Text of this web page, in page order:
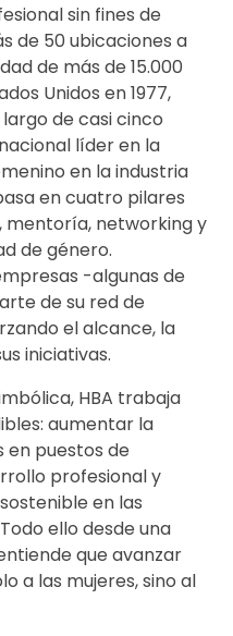
sin fines de
de 50 ubicaciones a
de más de 15.000
Unidos en 1977,
de casi cinco
líder en la
en la industria
en cuatro pilares
mentoría, networking y
de género.
-algunas de
de su red de
el alcance, la
iniciativas.
HBA trabaja
aumentar la
puestos de
profesional y
en las
ello desde una
que avanzar
a las mujeres, sino al